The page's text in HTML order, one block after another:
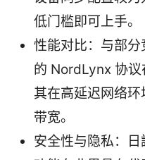
低门槛即可上手。
性能对比：与部
的 NordLynx 协
其在高延迟网络
带宽。
安全性与隐私：